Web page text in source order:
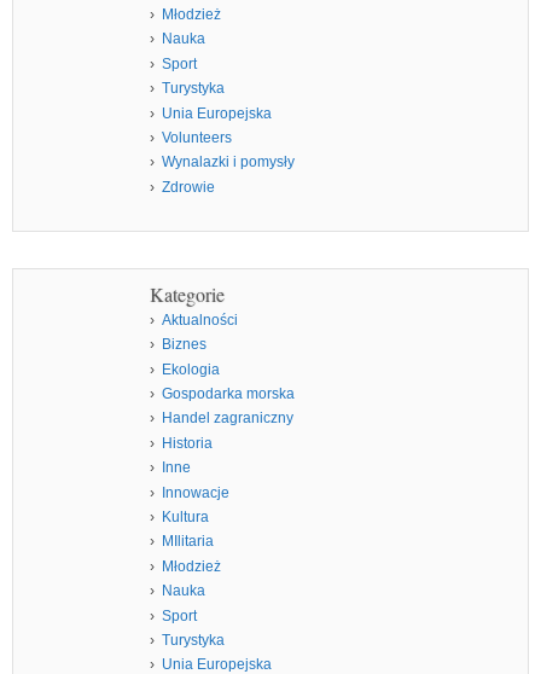
Młodzież
Nauka
Sport
Turystyka
Unia Europejska
Volunteers
Wynalazki i pomysły
Zdrowie
Kategorie
Aktualności
Biznes
Ekologia
Gospodarka morska
Handel zagraniczny
Historia
Inne
Innowacje
Kultura
MIlitaria
Młodzież
Nauka
Sport
Turystyka
Unia Europejska